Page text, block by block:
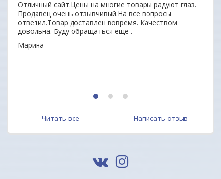
Отличный сайт.Цены на многие товары радуют глаз.
Продавец очень отзывчивый.На все вопросы
ответил.Товар доставлен вовремя. Качеством
довольна. Буду обращаться еще .
Марина
1 2 3
Читать все Написать отзыв